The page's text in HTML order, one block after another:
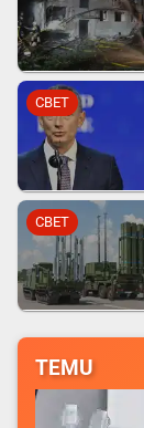
СВЕТ
СВЕТ
TEMU